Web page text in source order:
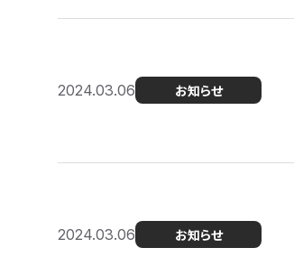
2024.03.06 お知らせ
2024.03.06 お知らせ